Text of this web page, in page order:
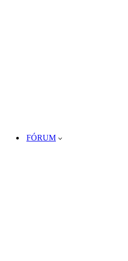
FÓRUM